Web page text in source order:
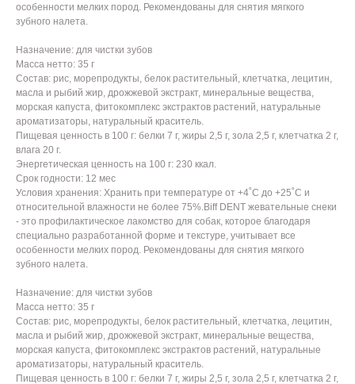
особенности мелких пород. Рекомендованы для снятия мягкого
зубного налета.
Назначение: для чистки зубов
Масса нетто: 35 г
Состав: рис, морепродукты, белок растительный, клетчатка, лецитин,
масла и рыбий жир, дрожжевой экстракт, минеральные вещества,
морская капуста, фитокомплекс экстрактов растений, натуральные
ароматизаторы, натуральный краситель.
Пищевая ценность в 100 г: белки 7 г, жиры 2,5 г, зола 2,5 г, клетчатка 2 г,
влага 20 г.
Энергетическая ценность на 100 г: 230 ккал.
Срок годности: 12 мес
Условия хранения: Хранить при температуре от +4˚С до +25˚С и
относительной влажности не более 75%.Biff DENT жевательные снеки
- это профилактическое лакомство для собак, которое благодаря
специально разработанной форме и текстуре, учитывает все
особенности мелких пород. Рекомендованы для снятия мягкого
зубного налета.
Назначение: для чистки зубов
Масса нетто: 35 г
Состав: рис, морепродукты, белок растительный, клетчатка, лецитин,
масла и рыбий жир, дрожжевой экстракт, минеральные вещества,
морская капуста, фитокомплекс экстрактов растений, натуральные
ароматизаторы, натуральный краситель.
Пищевая ценность в 100 г: белки 7 г, жиры 2,5 г, зола 2,5 г, клетчатка 2 г,